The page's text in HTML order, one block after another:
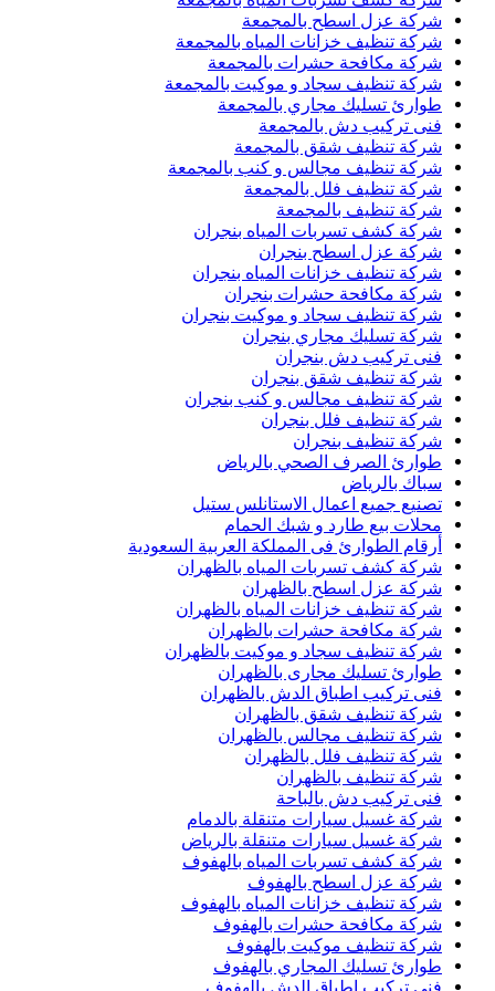
شركة عزل اسطح بالمجمعة
شركة تنظيف خزانات المياه بالمجمعة
شركة مكافحة حشرات بالمجمعة
شركة تنظيف سجاد و موكيت بالمجمعة
طوارئ تسليك مجاري بالمجمعة
فنى تركيب دش بالمجمعة
شركة تنظيف شقق بالمجمعة
شركة تنظيف مجالس و كنب بالمجمعة
شركة تنظيف فلل بالمجمعة
شركة تنظيف بالمجمعة
شركة كشف تسربات المياه بنجران
شركة عزل اسطح بنجران
شركة تنظيف خزانات المياه بنجران
شركة مكافحة حشرات بنجران
شركة تنظيف سجاد و موكيت بنجران
شركة تسليك مجاري بنجران
فنى تركيب دش بنجران
شركة تنظيف شقق بنجران
شركة تنظيف مجالس و كنب بنجران
شركة تنظيف فلل بنجران
شركة تنظيف بنجران
طوارئ الصرف الصحي بالرياض
سباك بالرياض
تصنيع جميع اعمال الاستانلس ستيل
محلات بيع طارد و شبك الحمام
أرقام الطوارئ فى المملكة العربية السعودية
شركة كشف تسربات المياه بالظهران
شركة عزل اسطح بالظهران
شركة تنظيف خزانات المياه بالظهران
شركة مكافحة حشرات بالظهران
شركة تنظيف سجاد و موكيت بالظهران
طوارئ تسليك مجارى بالظهران
فنى تركيب اطباق الدش بالظهران
شركة تنظيف شقق بالظهران
شركة تنظيف مجالس بالظهران
شركة تنظيف فلل بالظهران
شركة تنظيف بالظهران
فنى تركيب دش بالباحة
شركة غسيل سيارات متنقلة بالدمام
شركة غسيل سيارات متنقلة بالرياض
شركة كشف تسربات المياه بالهفوف
شركة عزل اسطح بالهفوف
شركة تنظيف خزانات المياه بالهفوف
شركة مكافحة حشرات بالهفوف
شركة تنظيف موكيت بالهفوف
طوارئ تسليك المجاري بالهفوف